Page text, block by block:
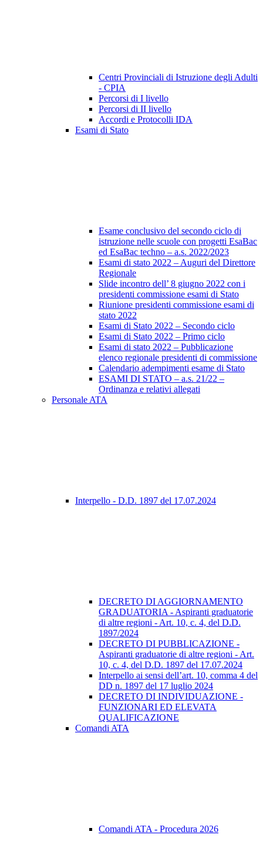
Centri Provinciali di Istruzione degli Adulti
- CPIA
Percorsi di I livello
Percorsi di II livello
Accordi e Protocolli IDA
Esami di Stato
Esame conclusivo del secondo ciclo di
istruzione nelle scuole con progetti EsaBac
ed EsaBac techno – a.s. 2022/2023
Esami di stato 2022 – Auguri del Direttore
Regionale
Slide incontro dell’ 8 giugno 2022 con i
presidenti commissione esami di Stato
Riunione presidenti commissione esami di
stato 2022
Esami di Stato 2022 – Secondo ciclo
Esami di Stato 2022 – Primo ciclo
Esami di stato 2022 – Pubblicazione
elenco regionale presidenti di commissione
Calendario adempimenti esame di Stato
ESAMI DI STATO – a.s. 21/22 –
Ordinanza e relativi allegati
Personale ATA
Interpello - D.D. 1897 del 17.07.2024
DECRETO DI AGGIORNAMENTO
GRADUATORIA - Aspiranti graduatorie
di altre regioni - Art. 10, c. 4, del D.D.
1897/2024
DECRETO DI PUBBLICAZIONE -
Aspiranti graduatorie di altre regioni - Art.
10, c. 4, del D.D. 1897 del 17.07.2024
Interpello ai sensi dell’art. 10, comma 4 del
DD n. 1897 del 17 luglio 2024
DECRETO DI INDIVIDUAZIONE -
FUNZIONARI ED ELEVATA
QUALIFICAZIONE
Comandi ATA
Comandi ATA - Procedura 2026